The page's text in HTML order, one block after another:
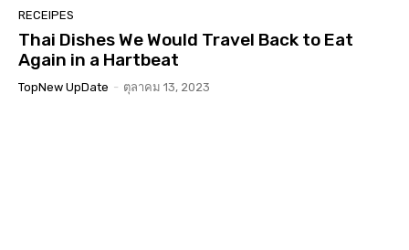
RECEIPES
Thai Dishes We Would Travel Back to Eat
Again in a Hartbeat
TopNew UpDate - ตุลาคม 13, 2023